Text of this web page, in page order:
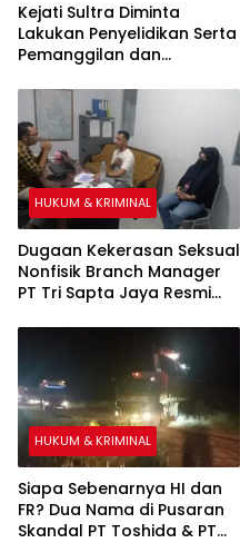
Kejati Sultra Diminta
Lakukan Penyelidikan Serta
Pemanggilan dan
Penjualan Nikel PT Lawaki
Tiar Raya 2 Tahun
Berturut-turut Diduga
Tanpa RKAB
HUKUM & KRIMINAL
Dugaan Kekerasan Seksual
Nonfisik Branch Manager
PT Tri Sapta Jaya Resmi
Kendari
HUKUM & KRIMINAL
Siapa Sebenarnya HI dan
FR? Dua Nama di Pusaran
Skandal PT Toshida & PT